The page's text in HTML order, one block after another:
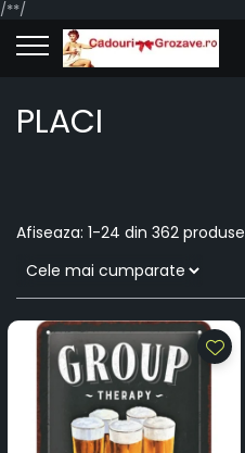
/**/
PLACI
Afiseaza: 1-24 din 362 produse